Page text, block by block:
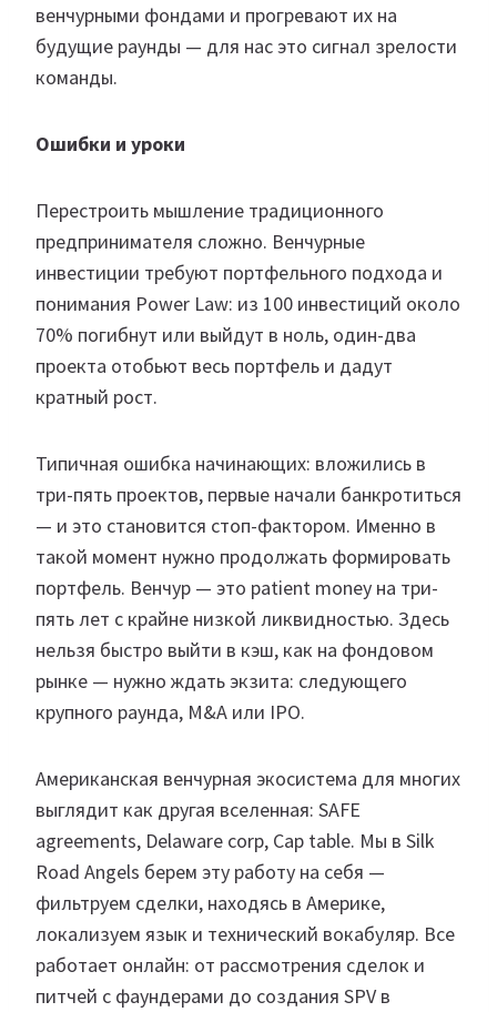
венчурными фондами и прогревают их на
будущие раунды — для нас это сигнал зрелости
команды.
Ошибки и уроки
Перестроить мышление традиционного
предпринимателя сложно. Венчурные
инвестиции требуют портфельного подхода и
понимания Power Law: из 100 инвестиций около
70% погибнут или выйдут в ноль, один-два
проекта отобьют весь портфель и дадут
кратный рост.
Типичная ошибка начинающих: вложились в
три-пять проектов, первые начали банкротиться
— и это становится стоп-фактором. Именно в
такой момент нужно продолжать формировать
портфель. Венчур — это patient money на три-
пять лет с крайне низкой ликвидностью. Здесь
нельзя быстро выйти в кэш, как на фондовом
рынке — нужно ждать экзита: следующего
крупного раунда, M&A или IPO.
Американская венчурная экосистема для многих
выглядит как другая вселенная: SAFE
agreements, Delaware corp, Cap table. Мы в Silk
Road Angels берем эту работу на себя —
фильтруем сделки, находясь в Америке,
локализуем язык и технический вокабуляр. Все
работает онлайн: от рассмотрения сделок и
питчей с фаундерами до создания SPV в